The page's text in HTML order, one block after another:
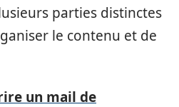
parties distinctes
le contenu et de
un mail de